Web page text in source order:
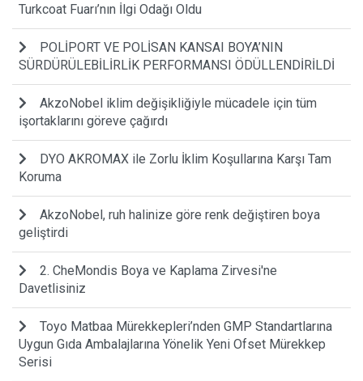
Turkcoat Fuarı’nın İlgi Odağı Oldu
POLİPORT VE POLİSAN KANSAI BOYA’NIN
SÜRDÜRÜLEBİLİRLİK PERFORMANSI ÖDÜLLENDİRİLDİ
AkzoNobel iklim değişikliğiyle mücadele için tüm
işortaklarını göreve çağırdı
DYO AKROMAX ile Zorlu İklim Koşullarına Karşı Tam
Koruma
AkzoNobel, ruh halinize göre renk değiştiren boya
geliştirdi
2. CheMondis Boya ve Kaplama Zirvesi'ne
Davetlisiniz
Toyo Matbaa Mürekkepleri’nden GMP Standartlarına
Uygun Gıda Ambalajlarına Yönelik Yeni Ofset Mürekkep
Serisi